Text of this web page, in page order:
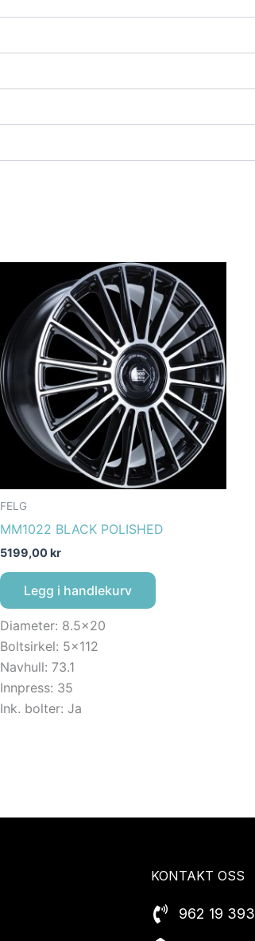
FELG
MM1022 BLACK POLISHED
5199,00kr
Legg i handlekurv
Diameter: 8.5×20
Boltsirkel: 5×112
Navhull: 73.1
Innpress: 35
Ink. bolter: Ja
KONTAKT OSS
962 19 393